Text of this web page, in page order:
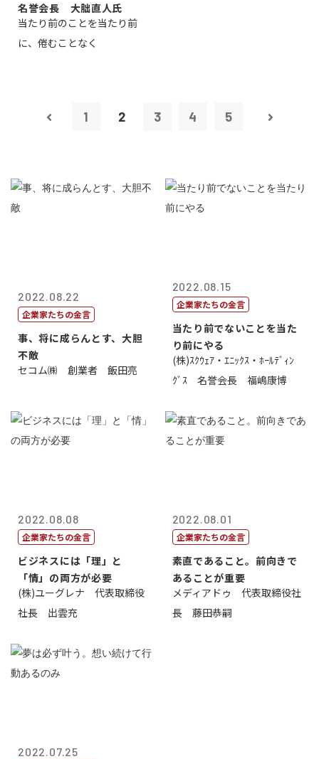
名誉会長 大朏直人氏
当たり前のことを当たり前
に、倦むことなく
1 2 3 4 5
2022.08.22
企業家たちの金言
事、将に成らんとす、大胆
不敵
セコム㈱ 創業者 飯田亮
2022.08.15
企業家たちの金言
当たり前でないことを当た
り前にやる
(株)ｽｸｳｪｱ・ｴﾆｯｸｽ・ﾎｰﾙﾃﾞｨﾝ
ｸﾞｽ 名誉会長 福嶋康博
2022.08.08
企業家たちの金言
ビジネスには「理」と
「情」の両方が必要
(株)ユーグレナ 代表取締役
社長 出雲充
2022.08.01
企業家たちの金言
素直であること。前向きで
あることが重要
メディアドゥ 代表取締役社
長 藤田恭嗣
2022.07.25